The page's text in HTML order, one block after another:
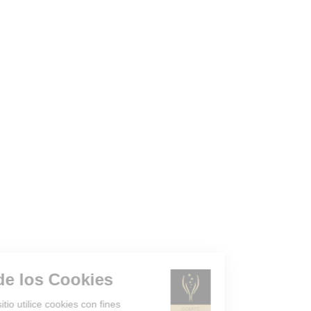
Gestión de los Cookies
¿Acepta que el sitio utilice cookies con fines